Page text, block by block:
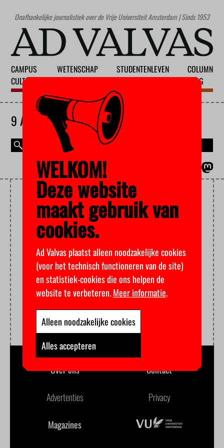
Onafhankelijke journalistiek over de Vrije Universiteit Amsterdam | Sinds 1953
CAMPUS
CULTUUR
WETENSCHAP
STUDENTENLEVEN
COLUMN
BLOG
9 AUGUSTUS 2026
KAI HEIJNEMAN
Over ons Contact
Advertenties Privacy
Magazines
WELKOM!
Deze website
maakt gebruik van
cookies.
Ad Valvas plaatst alleen noodzakelijke cookies
(voor het technisch functioneren van de site)
en statistiek-cookies die ons helpen de
website te verbeteren.Meer informatie.
Alleen noodzakelijke cookies
Alles accepteren